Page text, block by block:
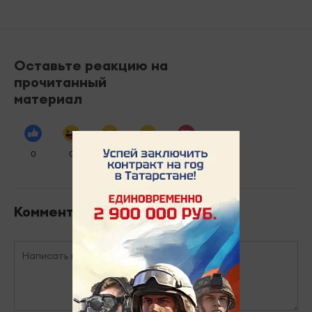
Оставьте реакцию на
прочитанный
материал
0 0 0 0 0
Комментарии